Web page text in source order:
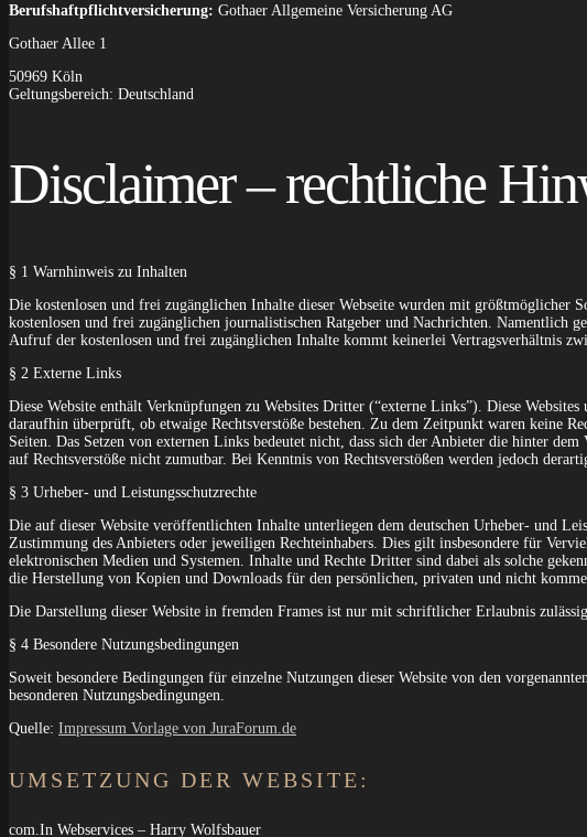
Berufshaftpflichtversicherung: Gothaer Allgemeine Versicherung AG
Gothaer Allee 1
50969 Köln
Geltungsbereich: Deutschland
Disclaimer – rechtliche
§ 1 Warnhinweis zu Inhalten
Die kostenlosen und frei zugänglichen Inhalte dieser Webseite wurden mit
kostenlosen und frei zugänglichen journalistischen Ratgeber und Nachrichten. Namentlich
Aufruf der kostenlosen und frei zugänglichen Inhalte kommt keinerlei Vertragsverhältnis
§ 2 Externe Links
Diese Website enthält Verknüpfungen zu Websites Dritter (“externe Links”). Diese
daraufhin überprüft, ob etwaige Rechtsverstöße bestehen. Zu dem Zeitpunkt waren keine
Seiten. Das Setzen von externen Links bedeutet nicht, dass sich der Anbieter die hinter
auf Rechtsverstöße nicht zumutbar. Bei Kenntnis von Rechtsverstößen werden jedoch
§ 3 Urheber- und Leistungsschutzrechte
Die auf dieser Website veröffentlichten Inhalte unterliegen dem deutschen Urheber- und
Zustimmung des Anbieters oder jeweiligen Rechteinhabers. Dies gilt insbesondere für
elektronischen Medien und Systemen. Inhalte und Rechte Dritter sind dabei als solche
die Herstellung von Kopien und Downloads für den persönlichen, privaten und nicht
Die Darstellung dieser Website in fremden Frames ist nur mit schriftlicher Erlaubnis
§ 4 Besondere Nutzungsbedingungen
Soweit besondere Bedingungen für einzelne Nutzungen dieser Website von den
besonderen Nutzungsbedingungen.
Quelle: Impressum Vorlage von JuraForum.de
UMSETZUNG DER WEBSITE:
com.In Webservices – Harry Wolfsbauer